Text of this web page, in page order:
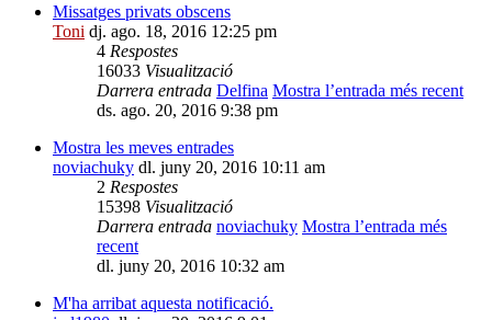
Missatges privats obscens
Toni dj. ago. 18, 2016 12:25 pm
4 Respostes
16033 Visualització
Darrera entrada Delfina Mostra l’entrada més recent
ds. ago. 20, 2016 9:38 pm
Mostra les meves entrades
noviachuky dl. juny 20, 2016 10:11 am
2 Respostes
15398 Visualització
Darrera entrada noviachuky Mostra l’entrada més
recent
dl. juny 20, 2016 10:32 am
M'ha arribat aquesta notificació.